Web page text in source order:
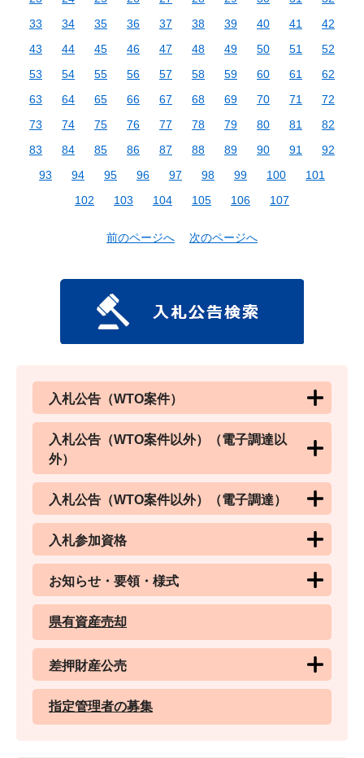
33
34 35 36 37 38 39 40 41
42
43
44 45 46 47 48 49 50 51
52
53
54 55 56 57 58 59 60 61
62
63
64 65 66 67 68 69 70 71
72
73
74 75 76 77 78 79 80 81
82
83
84 85 86 87 88 89 90 91
92
93
94 95 96 97 98 99 100
101
102
103 104 105 106 107
前のページへ 次のページへ
入札公告（WTO案件）
入札公告（WTO案件以外）（電子調達以
外）
入札公告（WTO案件以外）（電子調達）
入札参加資格
お知らせ・要領・様式
県有資産売却
差押財産公売
指定管理者の募集